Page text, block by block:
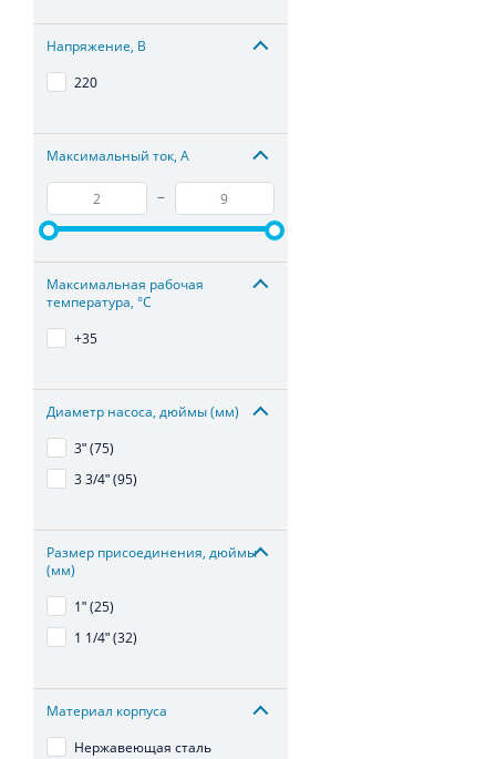
Напряжение, В
220
Максимальный ток, А
–
Максимальная рабочая
температура, °С
+35
Диаметр насоса, дюймы (мм)
3ʺ (75)
3 3/4ʺ (95)
Размер присоединения, дюймы
(мм)
1ʺ (25)
1 1/4ʺ (32)
Материал корпуса
Нержавеющая сталь